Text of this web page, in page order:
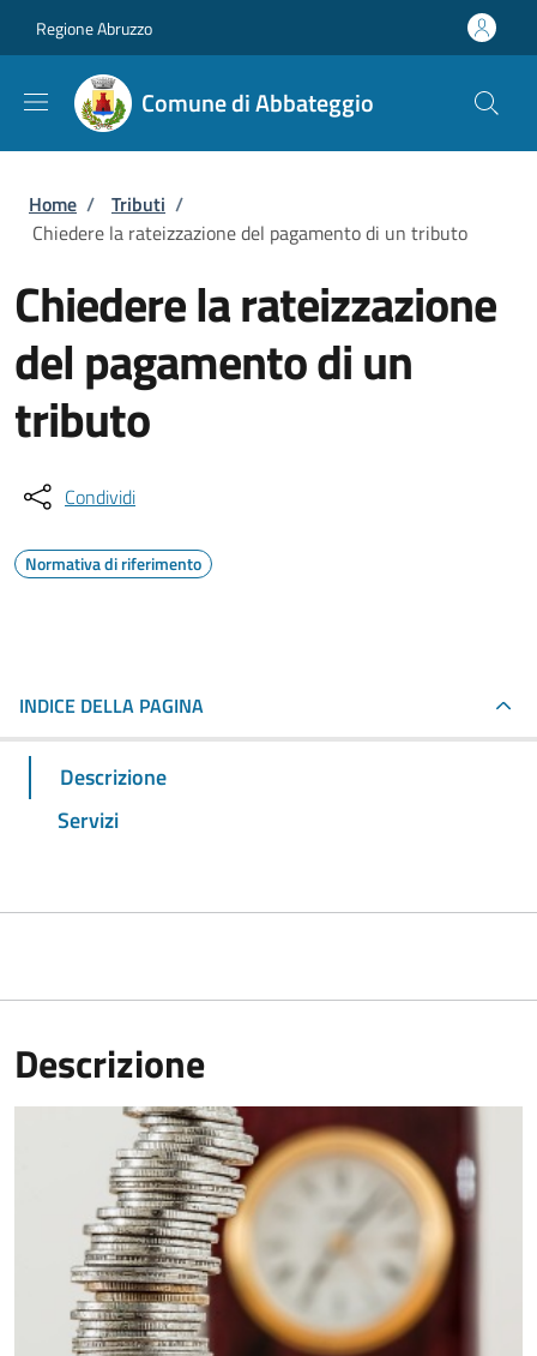
Regione Abruzzo
Comune di Abbateggio
Briciole di pane
Home / Tributi /
Chiedere la rateizzazione del pagamento di un tributo
Chiedere la rateizzazione
del pagamento di un
tributo
Condividi
Normativa di riferimento
INDICE DELLA PAGINA
Descrizione
Servizi
Descrizione